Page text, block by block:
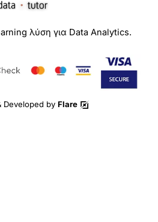
λύση για Data Analytics.
Developed by Flare